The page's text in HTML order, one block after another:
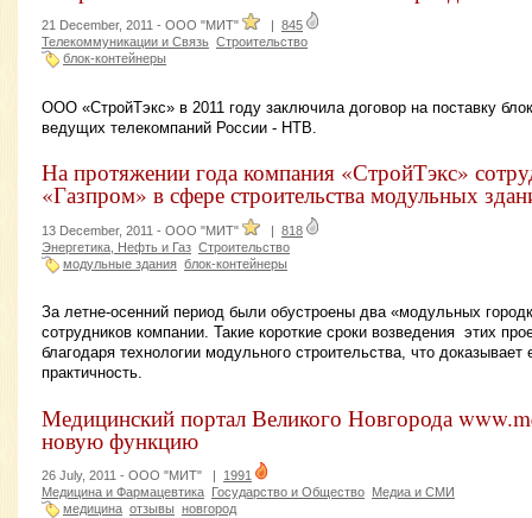
21 December, 2011 - ООО "МИТ"
845
Телекоммуникации и Связь Строительство
блок-контейнеры
ООО «СтройТэкс» в 2011 году заключила договор на поставку
ведущих телекомпаний России - НТВ.
На протяжении года компания «СтройТэкс»
«Газпром» в сфере строительства модульных
13 December, 2011 - ООО "МИТ" | 818
Энергетика, Нефть и Газ Строительство
модульные здания блок-контейнеры
За летне-осенний период были обустроены два «модульных
сотрудников компании. Такие короткие сроки возведения этих
благодаря технологии модульного строительства, что доказывает
практичность.
Медицинский портал Великого Новгорода
новую функцию
26 July, 2011 - ООО "МИТ"
1991
Медицина и Фармацевтика
Государство и Общество Медиа и СМИ
медицина отзывы новгород